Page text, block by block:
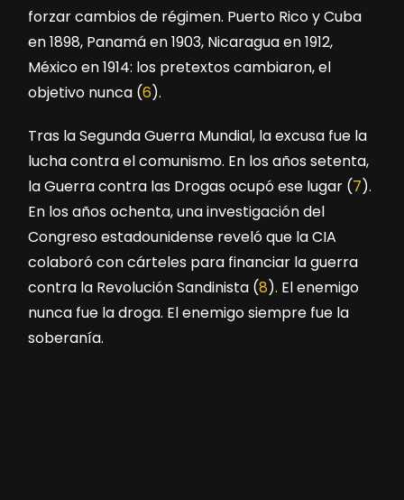
forzar cambios de régimen. Puerto Rico y Cuba
en 1898, Panamá en 1903, Nicaragua en 1912,
México en 1914: los pretextos cambiaron, el
objetivo nunca (6).
Tras la Segunda Guerra Mundial, la excusa fue la
lucha contra el comunismo. En los años setenta,
la Guerra contra las Drogas ocupó ese lugar (7).
En los años ochenta, una investigación del
Congreso estadounidense reveló que la CIA
colaboró con cárteles para financiar la guerra
contra la Revolución Sandinista (8). El enemigo
nunca fue la droga. El enemigo siempre fue la
soberanía.